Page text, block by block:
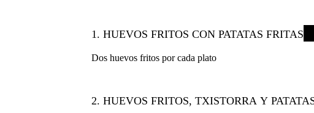
1. HUEVOS FRITOS CON PATATAS FRITAS
Dos huevos fritos por cada plato
2. HUEVOS FRITOS, TXISTORRA Y